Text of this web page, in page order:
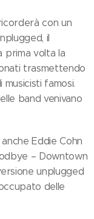
con un
il
prima volta la
trasmettendo
famosi.
band venivano
Eddie Cohn
– Downtown
unplugged
delle